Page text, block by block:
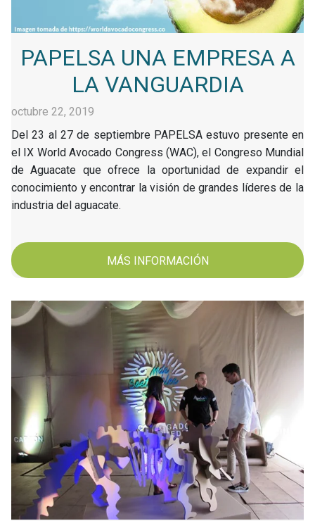
PAPELSA UNA EMPRESA A
LA VANGUARDIA
octubre 22, 2019
Del 23 al 27 de septiembre PAPELSA estuvo presente en
el IX World Avocado Congress (WAC), el Congreso Mundial
de Aguacate que ofrece la oportunidad de expandir el
conocimiento y encontrar la visión de grandes líderes de la
industria del aguacate.
MÁS INFORMACIÓN